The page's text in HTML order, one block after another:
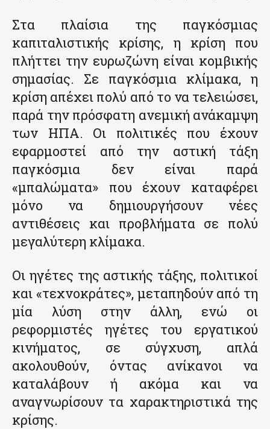
Στα πλαίσια της παγκόσμιας
καπιταλιστικής κρίσης, η κρίση που
πλήττει την ευρωζώνη είναι κομβικής
σημασίας. Σε παγκόσμια κλίμακα, η
κρίση απέχει πολύ από το να τελειώσει,
παρά την πρόσφατη ανεμική ανάκαμψη
των ΗΠΑ. Οι πολιτικές που έχουν
εφαρμοστεί από την αστική τάξη
παγκόσμια δεν είναι παρά
«μπαλώματα» που έχουν καταφέρει
μόνο να δημιουργήσουν νέες
αντιθέσεις και προβλήματα σε πολύ
μεγαλύτερη κλίμακα.
Οι ηγέτες της αστικής τάξης, πολιτικοί
και «τεχνοκράτες», μεταπηδούν από τη
μία λύση στην άλλη, ενώ οι
ρεφορμιστές ηγέτες του εργατικού
κινήματος, σε σύγχυση, απλά
ακολουθούν, όντας ανίκανοι να
καταλάβουν ή ακόμα και να
αναγνωρίσουν τα χαρακτηριστικά της
κρίσης.